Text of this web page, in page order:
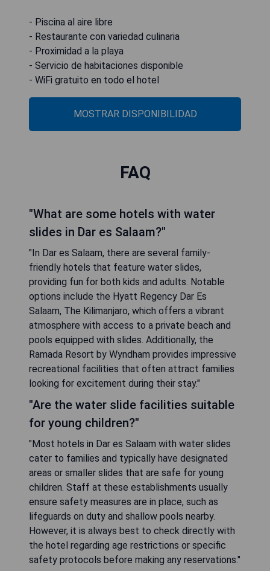
- Piscina al aire libre
- Restaurante con variedad culinaria
- Proximidad a la playa
- Servicio de habitaciones disponible
- WiFi gratuito en todo el hotel
MOSTRAR DISPONIBILIDAD
FAQ
"What are some hotels with water
slides in Dar es Salaam?"
"In Dar es Salaam, there are several family-
friendly hotels that feature water slides,
providing fun for both kids and adults. Notable
options include the Hyatt Regency Dar Es
Salaam, The Kilimanjaro, which offers a vibrant
atmosphere with access to a private beach and
pools equipped with slides. Additionally, the
Ramada Resort by Wyndham provides impressive
recreational facilities that often attract families
looking for excitement during their stay."
"Are the water slide facilities suitable
for young children?"
"Most hotels in Dar es Salaam with water slides
cater to families and typically have designated
areas or smaller slides that are safe for young
children. Staff at these establishments usually
ensure safety measures are in place, such as
lifeguards on duty and shallow pools nearby.
However, it is always best to check directly with
the hotel regarding age restrictions or specific
safety protocols before making any reservations."